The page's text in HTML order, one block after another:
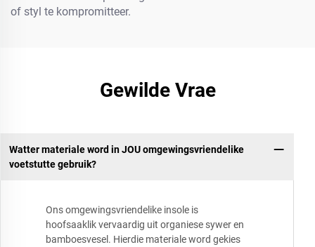
of styl te kompromitteer.
Gewilde Vrae
Watter materiale word in JOU omgewingsvriendelike
voetstutte gebruik?
Ons omgewingsvriendelike insole is
hoofsaaklik vervaardig uit organiese sywer en
bamboesvesel. Hierdie materiale word gekies